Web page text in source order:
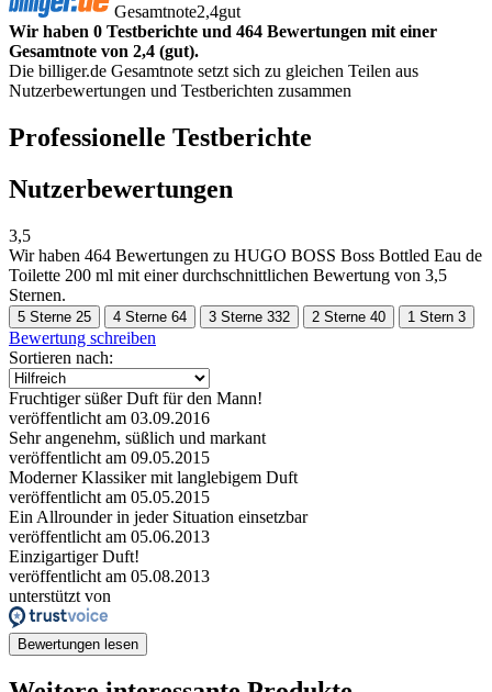
Gesamtnote2,4gut
Wir haben 0 Testberichte und 464 Bewertungen mit einer
Gesamtnote von 2,4 (gut).
Die billiger.de Gesamtnote setzt sich zu gleichen Teilen aus
Nutzerbewertungen und Testberichten zusammen
Professionelle Testberichte
Nutzerbewertungen
3,5
Wir haben 464 Bewertungen zu HUGO BOSS Boss Bottled Eau de
Toilette 200 ml mit einer durchschnittlichen Bewertung von 3,5
Sternen.
5 Sterne 25 4 Sterne 64 3 Sterne 332 2 Sterne 40 1 Stern 3
Bewertung schreiben
Sortieren nach:
Fruchtiger süßer Duft für den Mann!
veröffentlicht am 03.09.2016
Sehr angenehm, süßlich und markant
veröffentlicht am 09.05.2015
Moderner Klassiker mit langlebigem Duft
veröffentlicht am 05.05.2015
Ein Allrounder in jeder Situation einsetzbar
veröffentlicht am 05.06.2013
Einzigartiger Duft!
veröffentlicht am 05.08.2013
unterstützt von
Bewertungen lesen